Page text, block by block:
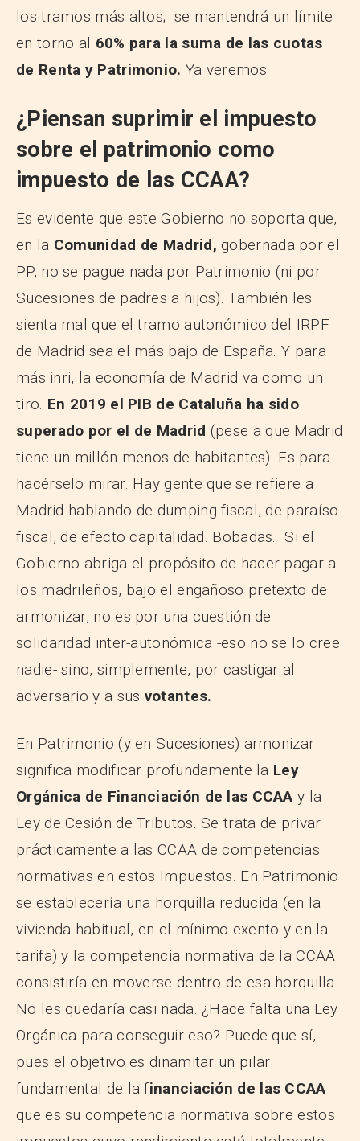
los tramos más altos; se mantendrá un límite
en torno al 60% para la suma de las cuotas
de Renta y Patrimonio. Ya veremos.
¿Piensan suprimir el impuesto
sobre el patrimonio como
impuesto de las CCAA?
Es evidente que este Gobierno no soporta que,
en la Comunidad de Madrid, gobernada por el
PP, no se pague nada por Patrimonio (ni por
Sucesiones de padres a hijos). También les
sienta mal que el tramo autonómico del IRPF
de Madrid sea el más bajo de España. Y para
más inri, la economía de Madrid va como un
tiro. En 2019 el PIB de Cataluña ha sido
superado por el de Madrid (pese a que Madrid
tiene un millón menos de habitantes). Es para
hacérselo mirar. Hay gente que se refiere a
Madrid hablando de dumping fiscal, de paraíso
fiscal, de efecto capitalidad. Bobadas. Si el
Gobierno abriga el propósito de hacer pagar a
los madrileños, bajo el engañoso pretexto de
armonizar, no es por una cuestión de
solidaridad inter-autonómica -eso no se lo cree
nadie- sino, simplemente, por castigar al
adversario y a sus votantes.
En Patrimonio (y en Sucesiones) armonizar
significa modificar profundamente la Ley
Orgánica de Financiación de las CCAA y la
Ley de Cesión de Tributos. Se trata de privar
prácticamente a las CCAA de competencias
normativas en estos Impuestos. En Patrimonio
se establecería una horquilla reducida (en la
vivienda habitual, en el mínimo exento y en la
tarifa) y la competencia normativa de la CCAA
consistiría en moverse dentro de esa horquilla.
No les quedaría casi nada. ¿Hace falta una Ley
Orgánica para conseguir eso? Puede que sí,
pues el objetivo es dinamitar un pilar
fundamental de la financiación de las CCAA
que es su competencia normativa sobre estos